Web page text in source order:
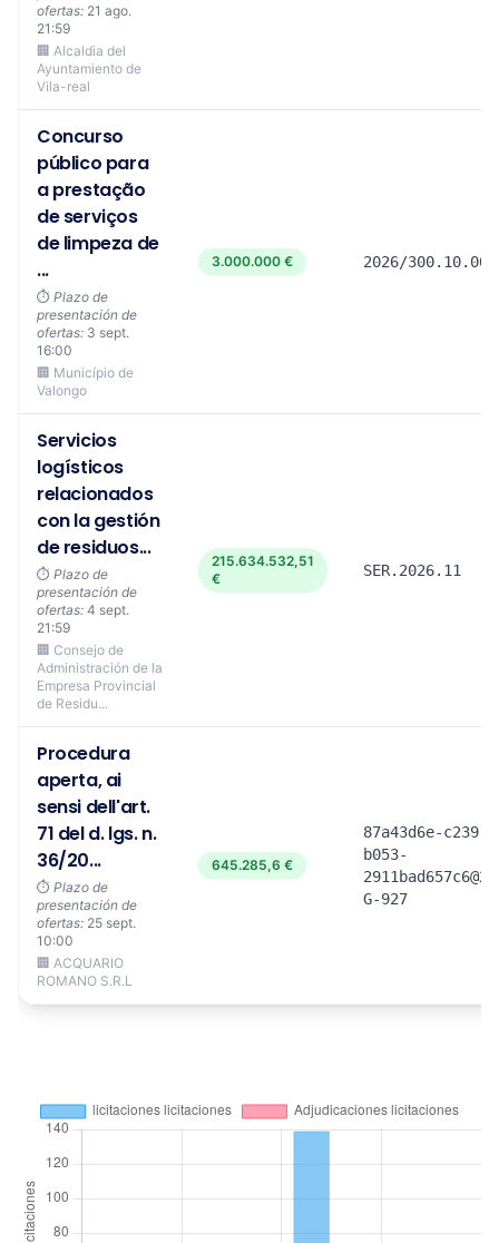
ofertas: 21 ago.
21:59
🏢 Alcaldia del
Ayuntamiento de
Vila-real
Concurso
público para
a prestação
de serviços
de limpeza de
...
⏱️ Plazo de
presentación de
ofertas: 3 sept.
16:00
🏢 Município de
Valongo
3.000.000 € 2026/
Servicios
logísticos
relacionados
con la gestión
de residuos...
⏱️ Plazo de
presentación de
ofertas: 4 sept.
21:59
🏢 Consejo de
Administración de la
Empresa Provincial
de Residu...
215.634.532,51
€
SER.2026.11
Procedura
aperta, ai
sensi dell'art.
71 del d. lgs. n.
36/20...
⏱️ Plazo de
presentación de
ofertas: 25 sept.
10:00
🏢 ACQUARIO
ROMANO S.R.L
645.285,6 €
87a43d6e-c239-
b053-
G-927